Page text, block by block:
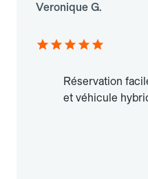
Veronique G.
Réservation
et véhicule